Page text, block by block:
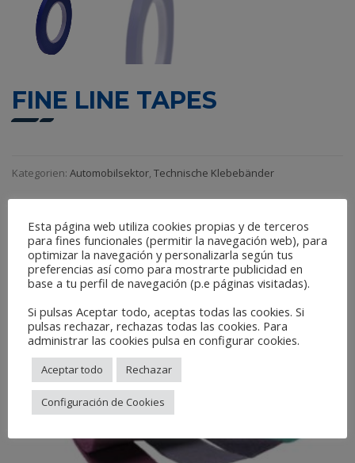
FINE LINE TAPES
Kategorien: Automobilsektor, Technische Klebebänder
Related Products
Esta página web utiliza cookies propias y de terceros
para fines funcionales (permitir la navegación web), para
optimizar la navegación y personalizarla según tus
preferencias así como para mostrarte publicidad en
base a tu perfil de navegación (p.e páginas visitadas).
Si pulsas Aceptar todo, aceptas todas las cookies. Si
pulsas rechazar, rechazas todas las cookies. Para
administrar las cookies pulsa en configurar cookies.
Aceptar todo Rechazar
Configuración de Cookies